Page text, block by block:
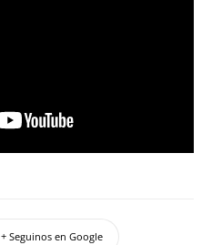
+ Seguinos en Google